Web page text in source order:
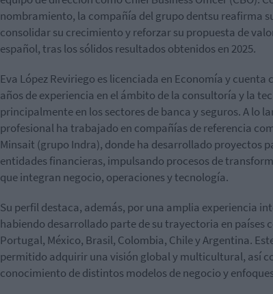
nombramiento, la compañía del grupo dentsu reafirma
consolidar su crecimiento y reforzar su propuesta de
español, tras los sólidos resultados obtenidos en 2025.
Eva López Reviriego es licenciada en Economía y cuenta
años de experiencia en el ámbito de la consultoría y la
principalmente en los sectores de banca y seguros. A lo
profesional ha trabajado en compañías de referencia
Minsait (grupo Indra), donde ha desarrollado proyectos
entidades financieras, impulsando procesos de
que integran negocio, operaciones y tecnología.
Su perfil destaca, además, por una amplia experiencia
habiendo desarrollado parte de su trayectoria en países
Portugal, México, Brasil, Colombia, Chile y Argentina.
permitido adquirir una visión global y multicultural, así
conocimiento de distintos modelos de negocio y